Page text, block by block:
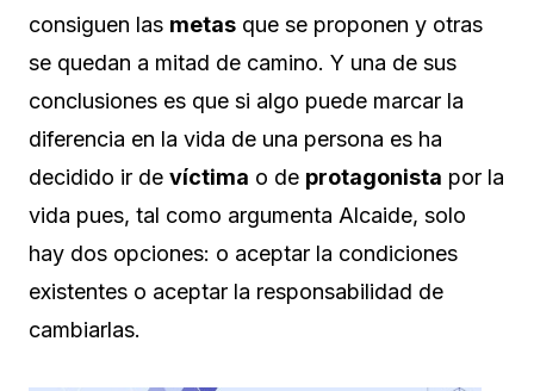
consiguen las metas que se proponen y otras
se quedan a mitad de camino. Y una de sus
conclusiones es que si algo puede marcar la
diferencia en la vida de una persona es ha
decidido ir de víctima o de protagonista por la
vida pues, tal como argumenta Alcaide, solo
hay dos opciones: o aceptar la condiciones
existentes o aceptar la responsabilidad de
cambiarlas.